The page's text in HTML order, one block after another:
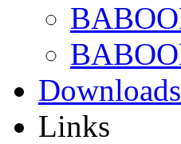
Downloads
Links